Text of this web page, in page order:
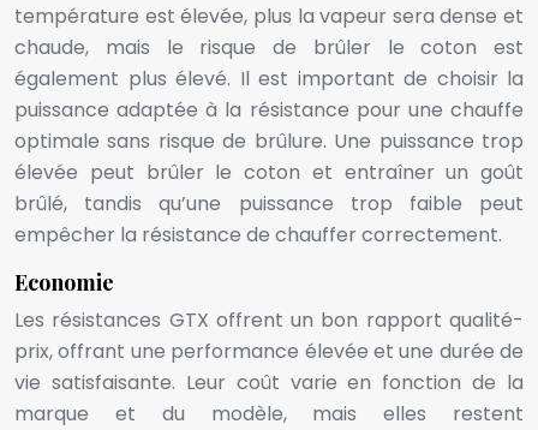
température est élevée, plus la vapeur sera dense et
chaude, mais le risque de brûler le coton est
également plus élevé. Il est important de choisir la
puissance adaptée à la résistance pour une chauffe
optimale sans risque de brûlure. Une puissance trop
élevée peut brûler le coton et entraîner un goût
brûlé, tandis qu’une puissance trop faible peut
empêcher la résistance de chauffer correctement.
Economie
Les résistances GTX offrent un bon rapport qualité-
prix, offrant une performance élevée et une durée de
vie satisfaisante. Leur coût varie en fonction de la
marque et du modèle, mais elles restent